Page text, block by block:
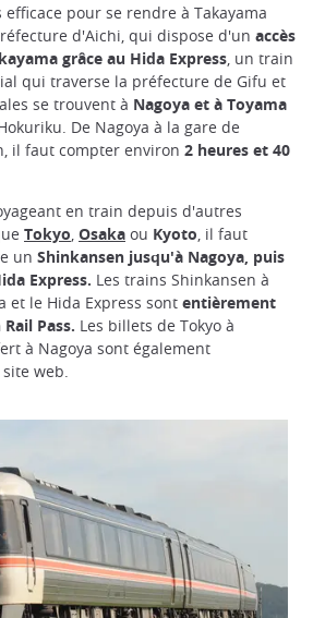
pour se rendre à Takayama
d'Aichi, qui dispose d'un accès
grâce au Hida Express , un train
qui traverse la préfecture de Gifu et
se trouvent à Nagoya et à Toyama
De Nagoya à la gare de
il faut compter environ 2 heures et 40
en train depuis d'autres
Tokyo, Osaka ou Kyoto, il faut
un Shinkansen jusqu'à Nagoya, puis
Express. Les trains Shinkansen à
et le Hida Express sont entièrement
Pass. Les billets de Tokyo à
à Nagoya sont également
web.